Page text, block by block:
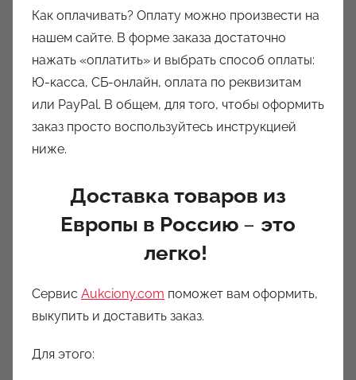
Как оплачивать? Оплату можно произвести на
нашем сайте. В форме заказа достаточно
нажать «оплатить» и выбрать способ оплаты:
Ю-касса, СБ-онлайн, оплата по реквизитам
или PayPal. В общем, для того, чтобы оформить
заказ просто воспользуйтесь инструкцией
ниже.
Доставка товаров из
Европы в Россию – это
легко!
Сервис Aukciony.com поможет вам оформить,
выкупить и доставить заказ.
Для этого: